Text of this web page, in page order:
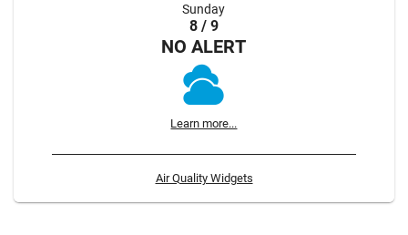
Sunday
8 / 9
NO ALERT
Learn more...
Air Quality Widgets